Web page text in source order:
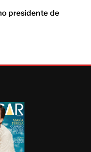
presidente de